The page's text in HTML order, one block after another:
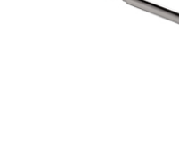
荧光光谱，一种分析样品
由于样品置于交换气内的
恒温器可被用于物理，生物化